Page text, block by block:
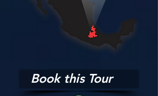
Book this Tour